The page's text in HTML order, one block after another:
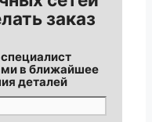
заказ
в ближайшее
деталей